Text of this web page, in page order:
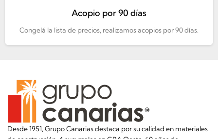
Acopio por 90 días
Congelá la lista de precios, realizamos acopios por 90 días.
Desde 1951, Grupo Canarias destaca por su calidad en materiales